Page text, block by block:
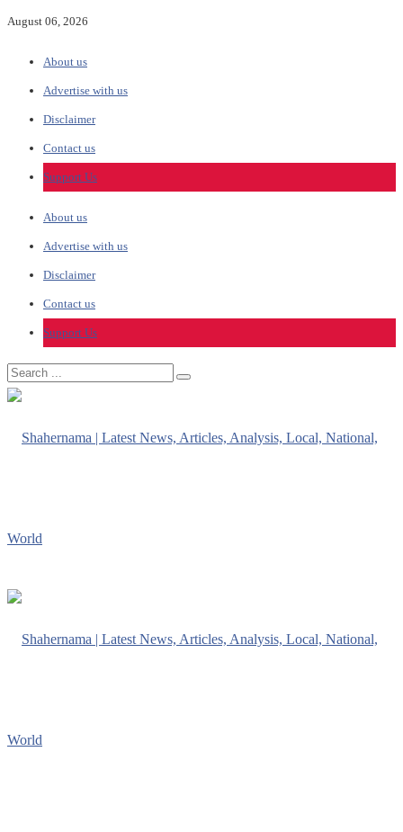
August 06, 2026
About us
Advertise with us
Disclaimer
Contact us
Support Us
About us
Advertise with us
Disclaimer
Contact us
Support Us